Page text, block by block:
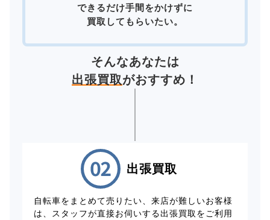
できるだけ手間をかけずに
買取してもらいたい。
そんなあなたは
出張買取がおすすめ！
出張買取
自転車をまとめて売りたい、来店が難しいお客様
は、スタッフが直接お伺いする出張買取をご利用